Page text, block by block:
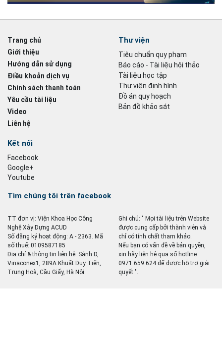
Trang chủ
Giới thiệu
Hướng dẫn sử dụng
Điều khoản dịch vụ
Chính sách thanh toán
Yêu cầu tài liệu
Video
Liên hệ
Thư viện
Tiêu chuẩn quy phạm
Báo cáo - Tài liệu hội thảo
Tài liệu học tập
Thư viện định hình
Đồ án quy hoạch
Bản đồ khảo sát
Kết nối
Facebook
Google+
Youtube
Tìm chúng tôi trên facebook
TT đơn vị: Viện Khoa Học Công
Nghệ Xây Dựng ACUD
Số đăng ký hoạt động: A - 2363. Mã
số thuế: 0109587185
Địa chỉ & thông tin liên hệ: Sảnh D,
Vinaconex1, 289A Khuất Duy Tiến,
Trung Hoà, Cầu Giấy, Hà Nội
Ghi chú: " Mọi tài liệu trên Website
được cung cấp bởi thành viên và
chỉ có tính chất tham khảo.
Nếu bạn có vấn đề về bản quyền,
xin hãy liên hệ qua số hotline
0971.659.624 để được hỗ trợ giải
quyết ".